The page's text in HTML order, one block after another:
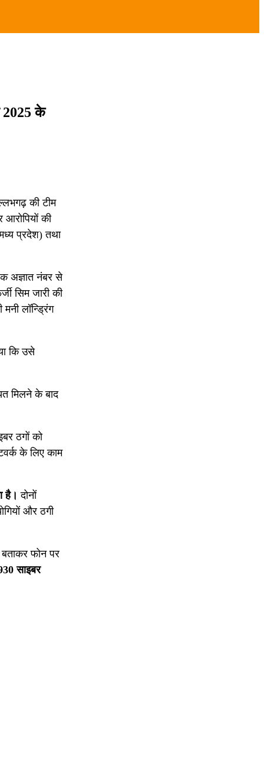
2025 के
की टीम
आरोपियों की
प्रदेश) तथा
अज्ञात नंबर से
सिम जारी की
लॉन्ड्रिंग
कि उसे
मिलने के बाद
ठगों को
के लिए काम
है। दोनों
और ठगी
फोन पर
साइबर